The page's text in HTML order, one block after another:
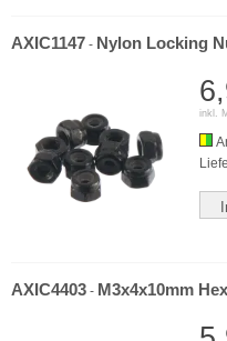
AXIC1147 - Nylon Locking
inkl.
AXIC4403 - M3x4x10mm